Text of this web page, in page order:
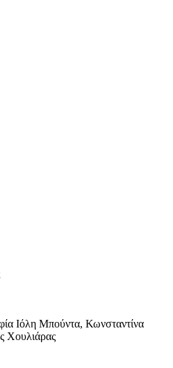
Ιόλη Μπούντα, Κωνσταντίνα
Χουλιάρας